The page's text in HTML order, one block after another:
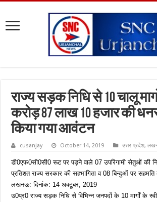
राज्य सड़क निधि से 10 चालू
करोड़ 87 लाख 10 हजार की
किया गया आवंटन
cusanjay October 14, 2019 उत्तर प्रदेश,
डी0एफ0सी0सी0 रूट पर पड़ने वाले 07 उपरिगामी सेतुओं की
प्रतिशत राज्य सरकार की सहभागिता व 08 बिन्दुओं पर सहमति
लखनऊ: दिनांक: 14 अक्टूबर, 2019
उ0प्र0 राज्य सड़क निधि से विभिन्न जनपदों के 10 मार्गों के